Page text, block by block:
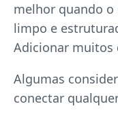
melhor quando
limpo e
Adicionar muitos
Algumas
conectar